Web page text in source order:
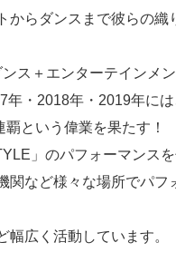
らダンスまで彼らの織
ス＋エンターテインメ
・2018年・2019年に
という偉業を果たす！
」のパフォーマンスを
など様々な場所でパフ
広く活動しています。